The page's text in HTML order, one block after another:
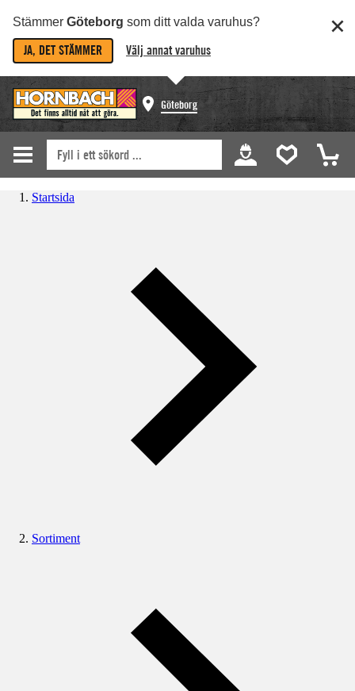
Stämmer Göteborg som ditt valda varuhus?
JA, DET STÄMMER Välj annat varuhus
Göteborg
Startsida
Sortiment